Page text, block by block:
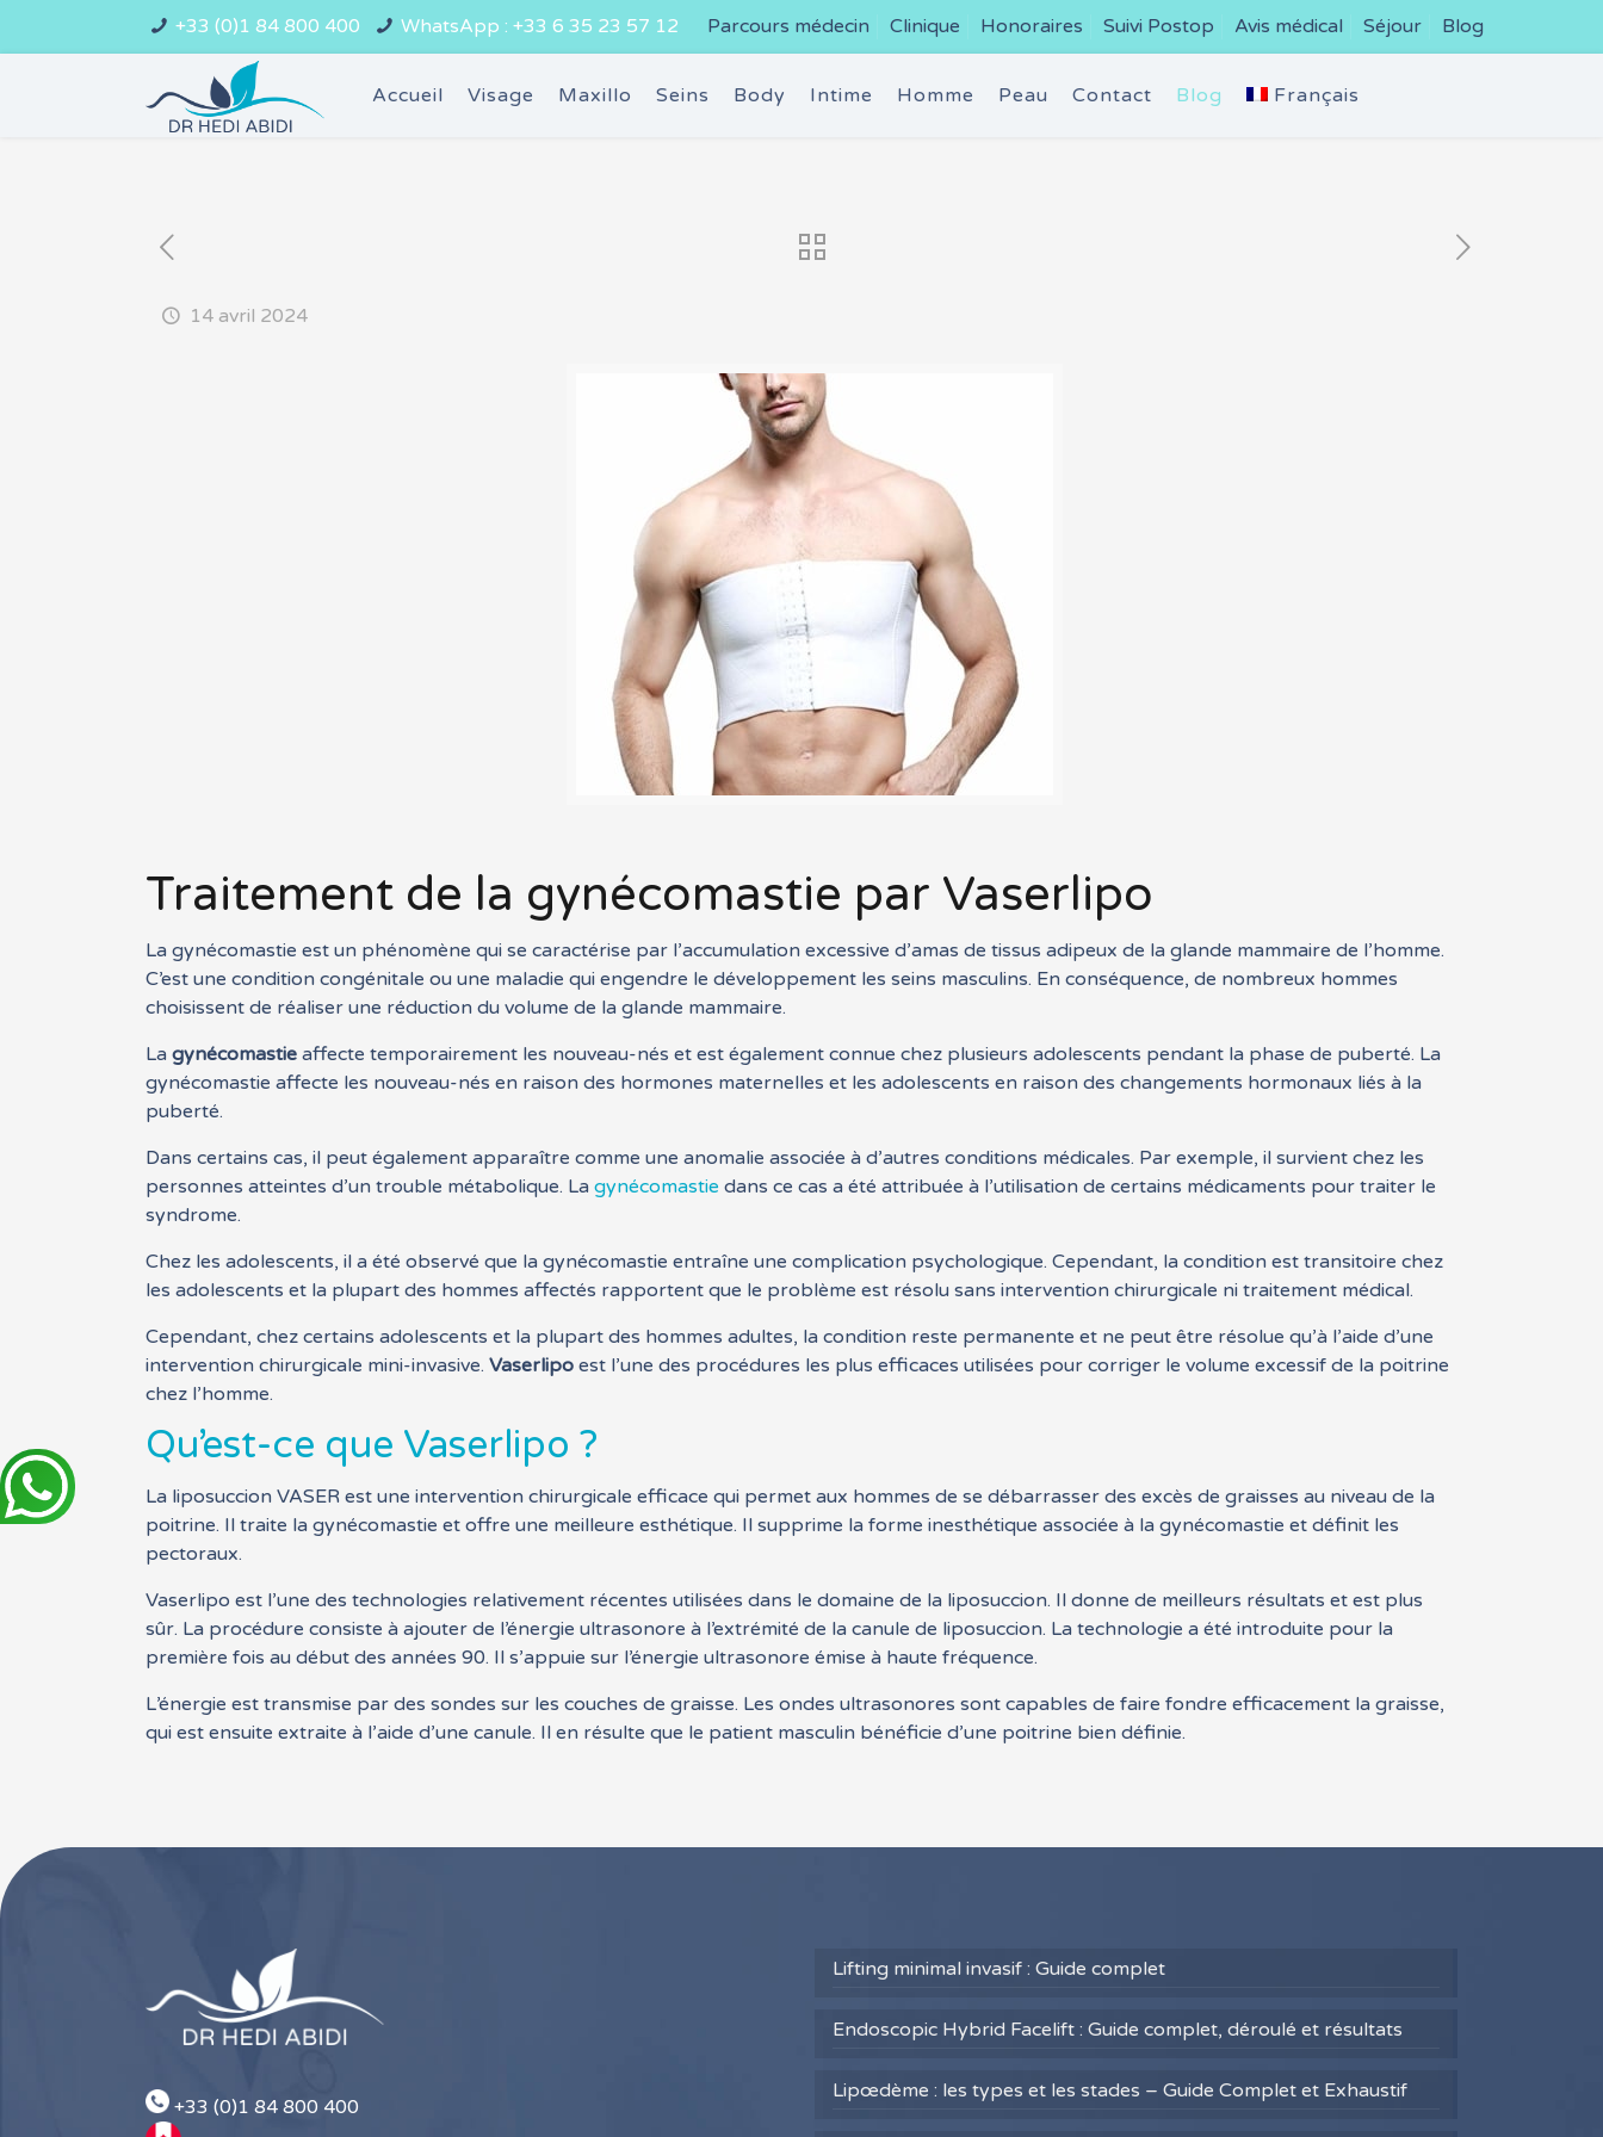
+33 (0)1 84 800 400 WhatsApp : +33 6 35 23 57 12 Parcours médecin Clinique Honoraires Suivi Postop Avis médical Séjour Blog
Accueil Visage Maxillo Seins Body Intime Homme Peau Contact Blog Français
14 avril 2024
Traitement de la gynécomastie par Vaserlipo
La gynécomastie est un phénomène qui se caractérise par l’accumulation excessive d’amas de tissus adipeux de la glande mammaire de l’homme.
C’est une condition congénitale ou une maladie qui engendre le développement les seins masculins. En conséquence, de nombreux hommes
choisissent de réaliser une réduction du volume de la glande mammaire.
Lagynécomastie affecte temporairement les nouveau-nés et est également connue chez plusieurs adolescents pendant la phase de puberté. La
gynécomastie affecte les nouveau-nés en raison des hormones maternelles et les adolescents en raison des changements hormonaux liés à la
puberté.
Dans certains cas, il peut également apparaître comme une anomalie associée à d’autres conditions médicales. Par exemple, il survient chez les
personnes atteintes d’un trouble métabolique. Lagynécomastie dans ce cas a été attribuée à l’utilisation de certains médicaments pour traiter le
syndrome.
Chez les adolescents, il a été observé que la gynécomastie entraîne une complication psychologique. Cependant, la condition est transitoire chez
les adolescents et la plupart des hommes affectés rapportent que le problème est résolu sans intervention chirurgicale ni traitement médical.
Cependant, chez certains adolescents et la plupart des hommes adultes, la condition reste permanente et ne peut être résolue qu’à l’aide d’une
intervention chirurgicale mini-invasive.Vaserlipo est l’une des procédures les plus efficaces utilisées pour corriger le volume excessif de la poitrine
chez l’homme.
Qu’est-ce que Vaserlipo ?
La liposuccion VASER est une intervention chirurgicale efficace qui permet aux hommes de se débarrasser des excès de graisses au niveau de la
poitrine. Il traite la gynécomastie et offre une meilleure esthétique. Il supprime la forme inesthétique associée à la gynécomastie et définit les
pectoraux.
Vaserlipo est l’une des technologies relativement récentes utilisées dans le domaine de la liposuccion. Il donne de meilleurs résultats et est plus
sûr. La procédure consiste à ajouter de l’énergie ultrasonore à l’extrémité de la canule de liposuccion. La technologie a été introduite pour la
première fois au début des années 90. Il s’appuie sur l’énergie ultrasonore émise à haute fréquence.
L’énergie est transmise par des sondes sur les couches de graisse. Les ondes ultrasonores sont capables de faire fondre efficacement la graisse,
qui est ensuite extraite à l’aide d’une canule. Il en résulte que le patient masculin bénéficie d’une poitrine bien définie.
+33 (0)1 84 800 400
Lifting minimal invasif : Guide complet
Endoscopic Hybrid Facelift : Guide complet, déroulé et résultats
Lipœdème : les types et les stades – Guide Complet et Exhaustif